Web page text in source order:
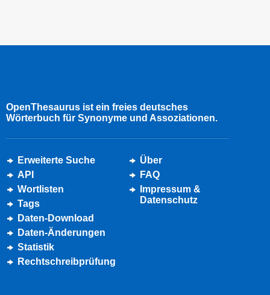
OpenThesaurus ist ein freies deutsches
Wörterbuch für Synonyme und Assoziationen.
Erweiterte Suche
API
Wortlisten
Tags
Daten-Download
Daten-Änderungen
Statistik
Rechtschreibprüfung
Über
FAQ
Impressum &
Datenschutz